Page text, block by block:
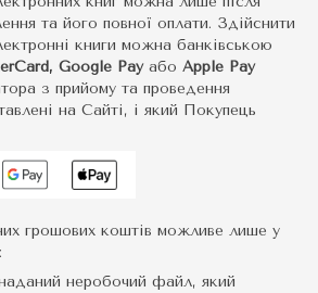
та його повної оплати. Здійснити
книги можна банківською
Google Pay або Apple Pay
з прийому та проведення
на Сайті, і який Покупець
грошових коштів можливе лише у
неробочий файл, який